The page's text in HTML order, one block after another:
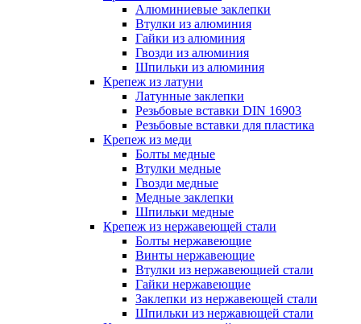
Алюминиевые заклепки
Втулки из алюминия
Гайки из алюминия
Гвозди из алюминия
Шпильки из алюминия
Крепеж из латуни
Латунные заклепки
Резьбовые вставки DIN 16903
Резьбовые вставки для пластика
Крепеж из меди
Болты медные
Втулки медные
Гвозди медные
Медные заклепки
Шпильки медные
Крепеж из нержавеющей стали
Болты нержавеющие
Винты нержавеющие
Втулки из нержавеющией стали
Гайки нержавеющие
Заклепки из нержавеющей стали
Шпильки из нержавющей стали